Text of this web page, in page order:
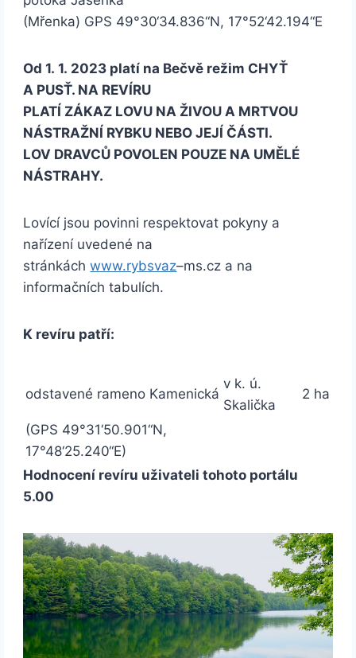
(Mřenka) GPS 49°30‘34.836“N, 17°52‘42.194“E
Od 1. 1. 2023 platí na Bečvě režim CHYŤ
A PUSŤ. NA REVÍRU
PLATÍ ZÁKAZ LOVU NA ŽIVOU A MRTVOU
NÁSTRAŽNÍ RYBKU NEBO JEJÍ ČÁSTI.
LOV DRAVCŮ POVOLEN POUZE NA UMĚLÉ
NÁSTRAHY.
Lovící jsou povinni respektovat pokyny a
nařízení uvedené na
stránkáchwww.rybsvaz–ms.cz a na
informačních tabulích.
K revíru patří:
odstavené rameno Kamenická
v k. ú.
Skalička
2 ha
(GPS 49°31‘50.901“N,
17°48‘25.240“E)
Hodnocení revíru uživateli tohoto portálu
5.00